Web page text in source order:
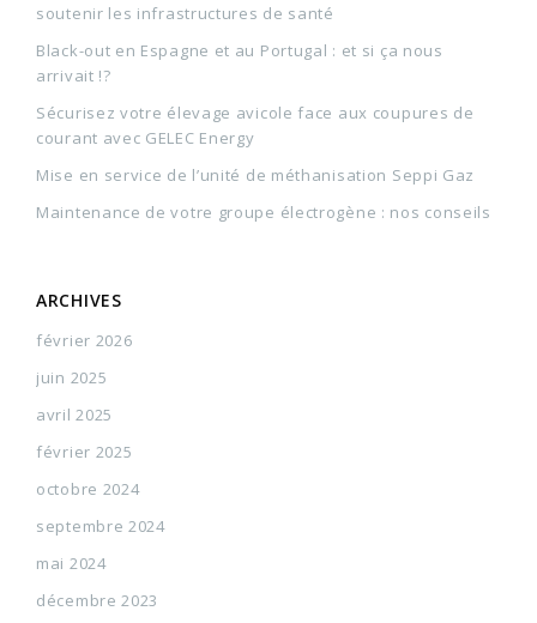
soutenir les infrastructures de santé
Black-out en Espagne et au Portugal : et si ça nous
arrivait !?
Sécurisez votre élevage avicole face aux coupures de
courant avec GELEC Energy
Mise en service de l’unité de méthanisation Seppi Gaz
Maintenance de votre groupe électrogène : nos conseils
ARCHIVES
février 2026
juin 2025
avril 2025
février 2025
octobre 2024
septembre 2024
mai 2024
décembre 2023